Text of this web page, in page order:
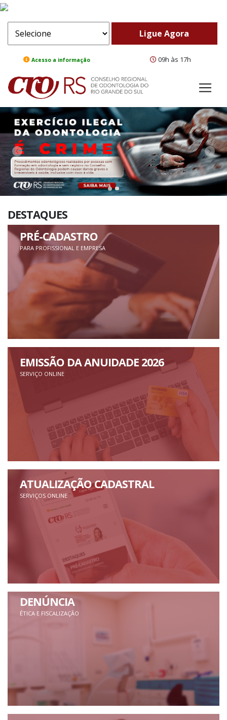
Acesso a informação 09h às 17h
ComeBack
DESTAQUES
PRÉ-CADASTRO
PARA PROFISSIONAL E EMPRESA
EMISSÃO DA ANUIDADE 2026
SERVIÇO ONLINE
ATUALIZAÇÃO CADASTRAL
SERVIÇOS ONLINE
DENÚNCIA
ÉTICA E FISCALIZAÇÃO